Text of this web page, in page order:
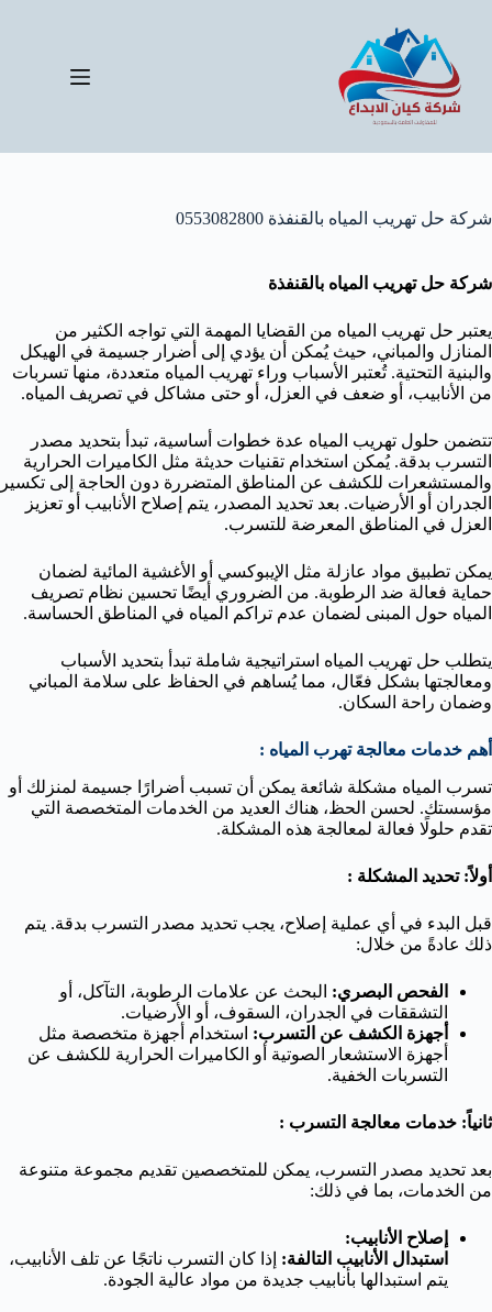
المحتوى
شركة حل تهريب المياه بالقنفذة 0553082800
شركة حل تهريب المياه بالقنفذة
يعتبر حل تهريب المياه من القضايا المهمة التي تواجه الكثير من
المنازل والمباني، حيث يُمكن أن يؤدي إلى أضرار جسيمة في الهيكل
والبنية التحتية. تُعتبر الأسباب وراء تهريب المياه متعددة، منها تسربات
من الأنابيب، أو ضعف في العزل، أو حتى مشاكل في تصريف المياه.
تتضمن حلول تهريب المياه عدة خطوات أساسية، تبدأ بتحديد مصدر
التسرب بدقة. يُمكن استخدام تقنيات حديثة مثل الكاميرات الحرارية
والمستشعرات للكشف عن المناطق المتضررة دون الحاجة إلى تكسير
الجدران أو الأرضيات. بعد تحديد المصدر، يتم إصلاح الأنابيب أو تعزيز
العزل في المناطق المعرضة للتسرب.
يمكن تطبيق مواد عازلة مثل الإيبوكسي أو الأغشية المائية لضمان
حماية فعالة ضد الرطوبة. من الضروري أيضًا تحسين نظام تصريف
المياه حول المبنى لضمان عدم تراكم المياه في المناطق الحساسة.
يتطلب حل تهريب المياه استراتيجية شاملة تبدأ بتحديد الأسباب
ومعالجتها بشكل فعّال، مما يُساهم في الحفاظ على سلامة المباني
وضمان راحة السكان.
أهم خدمات معالجة تهرب المياه :
تسرب المياه مشكلة شائعة يمكن أن تسبب أضرارًا جسيمة لمنزلك أو
مؤسستك. لحسن الحظ، هناك العديد من الخدمات المتخصصة التي
تقدم حلولًا فعالة لمعالجة هذه المشكلة.
أولاً: تحديد المشكلة :
قبل البدء في أي عملية إصلاح، يجب تحديد مصدر التسرب بدقة. يتم
ذلك عادةً من خلال:
الفحص البصري: البحث عن علامات الرطوبة، التآكل، أو
التشققات في الجدران، السقوف، أو الأرضيات.
أجهزة الكشف عن التسرب: استخدام أجهزة متخصصة مثل
أجهزة الاستشعار الصوتية أو الكاميرات الحرارية للكشف عن
التسربات الخفية.
ثانياً: خدمات معالجة التسرب :
بعد تحديد مصدر التسرب، يمكن للمتخصصين تقديم مجموعة متنوعة
من الخدمات، بما في ذلك:
إصلاح الأنابيب:
استبدال الأنابيب التالفة: إذا كان التسرب ناتجًا عن تلف الأنابيب،
يتم استبدالها بأنابيب جديدة من مواد عالية الجودة.